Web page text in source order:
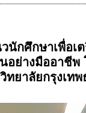
นักศึกษาเพื่อเ
อย่างมืออาชี
ทยาลัยกรุงเท